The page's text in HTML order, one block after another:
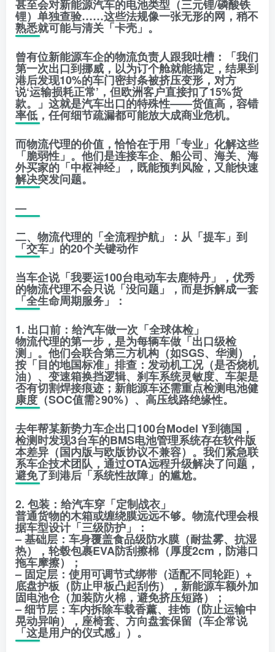
甚至会对新能源汽车的电池类型（三元锂/磷酸铁
锂）单独查验……这些法规像一张无形的网，稍不
熟悉就可能与清关「卡壳」。
曾有位新能源车企的物流负责人跟我吐槽：「我们
第一次出口到挪威，以为订个舱就能搞定，结果到
港后发现10%的车门密封条被挤压变形，对方
说‘运输损耗正常’，但欧洲客户直接扣了15%货
款。」这就是汽车出口的特殊性——货值高，容错
率低，任何细节疏漏都可能放大成商业危机。
而物流代理的价值，恰恰在于用「专业」化解这些
「脆弱性」。他们是连接车企、船公司、海关、海
外买家的「中枢神经」，既能预判风险，又能快速
解决突发问题。
—
二、物流代理的「全流程护航」：从「提车」到
「交车」的20个关键动作
当车企说「我要运100台电动车去鹿特丹」，优秀
的物流代理不会只说「没问题」，而是拆解成一套
「全生命周期服务」：
1. 出口前：给汽车做一次「全球体检」
物流代理的第一步，是为每辆车做「出口级检
测」。他们会联合第三方机构（如SGS、华测），
按「目的地国标准」排查：发动机工况（是否烧机
油）、变速箱换挡逻辑、刹车系统灵敏度、车架是
否有切割焊接痕迹；新能源车还需重点检测电池健
康度（SOC值需≥90%）、高压线路绝缘性。
去年帮某新势力车企出口100台Model Y到德国，
检测时发现3台车的BMS电池管理系统存在软件版
本差异（国内版与欧版协议不兼容）。我们紧急联
系车企技术团队，通过OTA远程升级解决了问题，
避免了到港后「系统性故障」的尴尬。
2. 包装：给汽车穿「定制战衣」
普通货物的木箱或缠绕膜远远不够。物流代理会根
据车型设计「三级防护」：
– 基础层：车身覆盖食品级防水膜（耐盐雾、抗湿
热），轮毂包裹EVA防刮擦棉（厚度2cm，防港口
拖车摩擦）；
– 固定层：使用可调节式绑带（适配不同轮距）+
底盘护板（防止甲板凸起刮伤），新能源车额外加
固电池仓（加装防火棉，避免挤压短路）；
– 细节层：车内拆除车载香薰、挂饰（防止运输中
晃动异响），座椅套、方向盘套保留（车企常说
「这是用户的仪式感」）。